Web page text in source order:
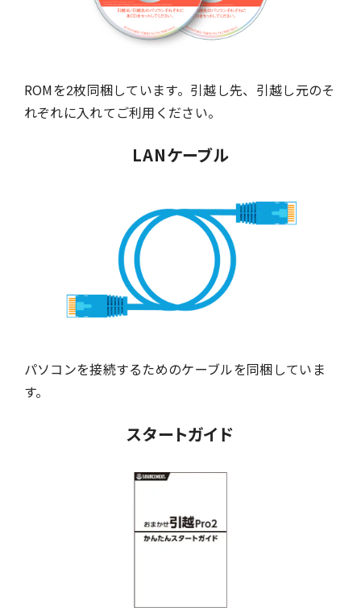
ROMを2枚同梱しています。引越し先、引越し元のそ
れぞれに入れてご利用ください。
LANケーブル
パソコンを接続するためのケーブルを同梱していま
す。
スタートガイド